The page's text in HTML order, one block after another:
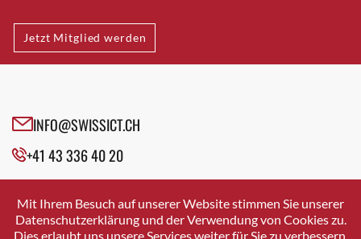
Bülach
Cazis
Cham
Davos Platz
Davos Platz 1
Dietikon
Dietlikon
Jetzt Mitglied werden
INFO@SWISSICT.CH
+41 43 336 40 20
SWISSICT
VULKANSTRASSE 120
8048 ZURICH
Mit Ihrem Besuch auf unserer Website stimmen Sie unserer
Datenschutzerklärung und der Verwendung von Cookies zu.
Dies erlaubt uns unsere Services weiter für Sie zu verbessern.